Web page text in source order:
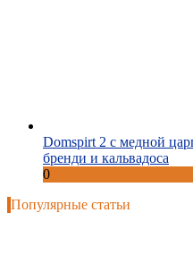
Domspirt 2 с медной
бренди и кальвадоса
0
Популярные статьи